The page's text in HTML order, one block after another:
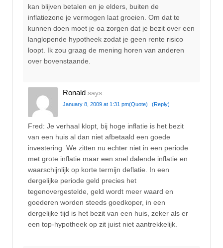
kan blijven betalen en je elders, buiten de
inflatiezone je vermogen laat groeien. Om dat te
kunnen doen moet je oa zorgen dat je bezit over een
langlopende hypotheek zodat je geen rente risico
loopt. Ik zou graag de mening horen van anderen
over bovenstaande.
Ronald says:
January 8, 2009 at 1:31 pm(Quote) (Reply)
Fred: Je verhaal klopt, bij hoge inflatie is het bezit
van een huis al dan niet afbetaald een goede
investering. We zitten nu echter niet in een periode
met grote inflatie maar een snel dalende inflatie en
waarschijnlijk op korte termijn deflatie. In een
dergelijke periode geld precies het
tegenovergestelde, geld wordt meer waard en
goederen worden steeds goedkoper, in een
dergelijke tijd is het bezit van een huis, zeker als er
een top-hypotheek op zit juist niet aantrekkelijk.